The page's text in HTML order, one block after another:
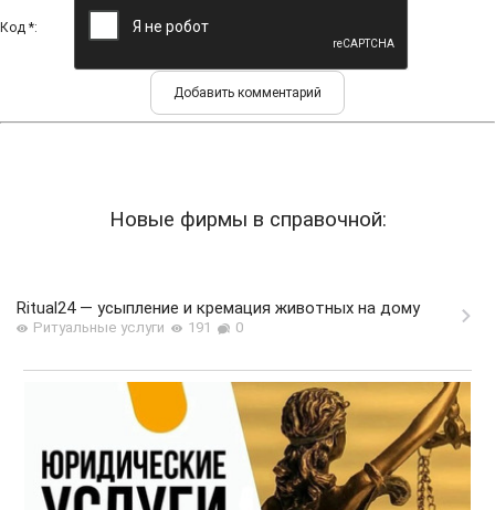
Код *:
Новые фирмы в справочной:
Ritual24 — усыпление и кремация животных на дому
Ритуальные услуги 191 0